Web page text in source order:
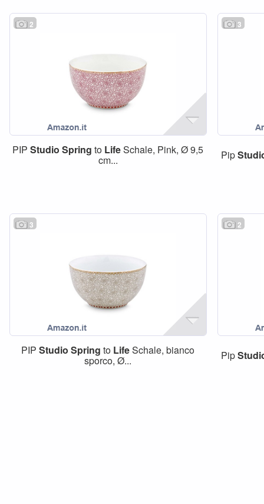
2
PIPStudio Spring to LifeSchale, Pink, Ø 9,5
cm...
3
Pip
3
PIPStudio Spring to LifeSchale, bianco
sporco, Ø...
2
Pip